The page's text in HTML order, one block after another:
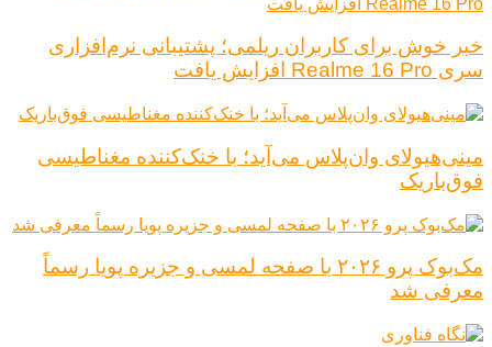
خبر خوش برای کاربران ریلمی؛ پشتیبانی نرم‌افزاری
سری Realme 16 Pro افزایش یافت
مینی‌هیولای وان‌پلاس می‌آید؛ با خنک‌کننده مغناطیسی
فوق‌باریک
مک‌بوک پرو ۲۰۲۶ با صفحه لمسی و جزیره پویا رسماً
معرفی شد